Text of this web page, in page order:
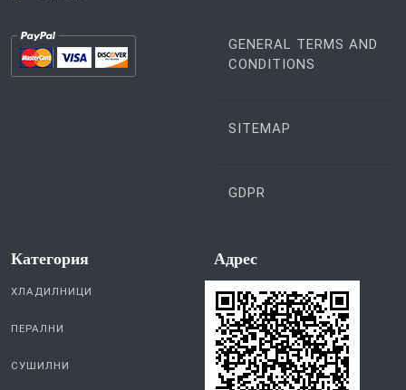
GENERAL TERMS AND
CONDITIONS
SITEMAP
GDPR
Категория
ХЛАДИЛНИЦИ
ПЕРАЛНИ
СУШИЛНИ
Aдрес